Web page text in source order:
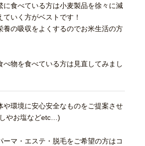
に食べている方は小麦製品を徐々に減
ていく方がベストです！
養の吸収をよくするのでお米生活の方
べ物を食べている方は見直してみまし
や環境に安心安全なものをご提案させ
やお塩などetc…)
ーマ・エステ・脱毛をご希望の方はコ